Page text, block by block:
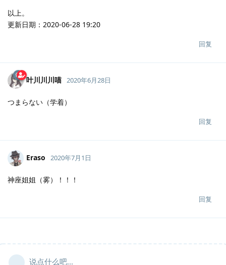
以上。
更新日期：2020-06-28 19:20
回复
叶川川川喵 2020年6月28日
つまらない（学着）
回复
Eraso 2020年7月1日
神座姐姐（雾）！！！
回复
说点什么吧...